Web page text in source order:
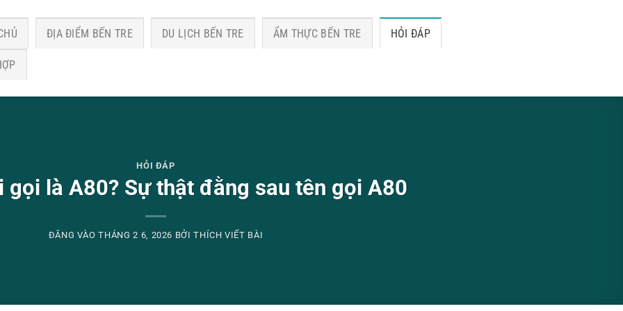
ĐỊA ĐIỂM BẾN TRE DU LỊCH BẾN TRE ẨM THỰC BẾN TRE HỎI ĐÁP
HỎI ĐÁP
gọi là A80? Sự thật đằng sau tên gọi A80
ĐĂNG VÀOTHÁNG 2 6, 2026 BỞITHÍCH VIẾT BÀI